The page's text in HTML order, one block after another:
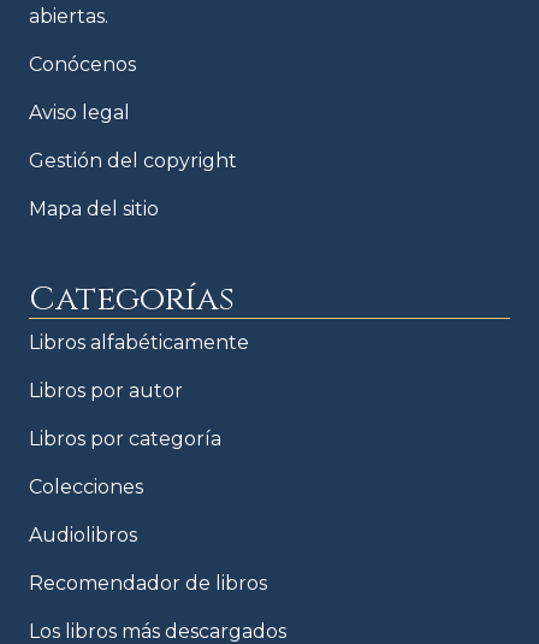
abiertas.
Conócenos
Aviso legal
Gestión del copyright
Mapa del sitio
Categorías
Libros alfabéticamente
Libros por autor
Libros por categoría
Colecciones
Audiolibros
Recomendador de libros
Los libros más descargados